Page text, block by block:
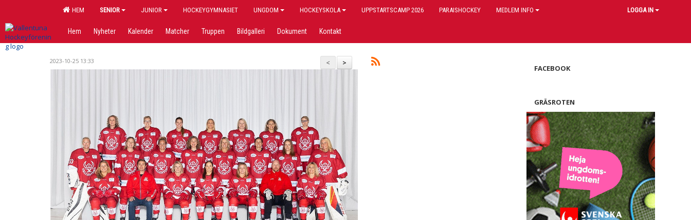
HEM SENIOR JUNIOR HOCKEYGYMNASIET UNGDOM HOCKEYSKOLA UPPSTARTSCAMP 2026 PARAISHOCKEY MEDLEM INFO LOGGA IN
Hem Nyheter Kalender Matcher Truppen Bildgalleri Dokument Kontakt
>
<
2023-10-25 13:33
FACEBOOK
GRÄSROTEN